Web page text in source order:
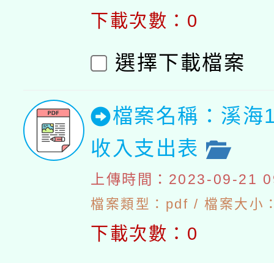
下載次數：0
選擇下載檔案
檔案名稱：溪海
收入支出表
上傳時間：2023-09-21
檔案類型：pdf / 檔案大小
下載次數：0